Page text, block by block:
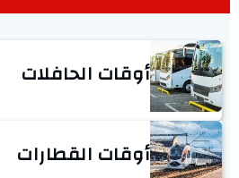
أوقات الحافلات
أوقات القطارات